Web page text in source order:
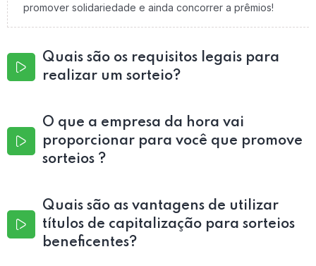
promover solidariedade e ainda concorrer a prêmios!
Quais são os requisitos legais para
realizar um sorteio?
O que a empresa da hora vai
proporcionar para você que promove
sorteios ?
Quais são as vantagens de utilizar
títulos de capitalização para sorteios
beneficentes?